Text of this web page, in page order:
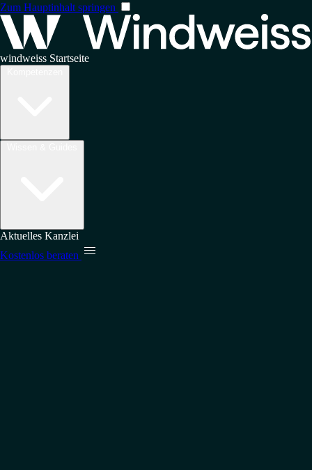
Zum Hauptinhalt springen
windweiss Startseite
Aktuelles Kanzlei
Kostenlos beraten 